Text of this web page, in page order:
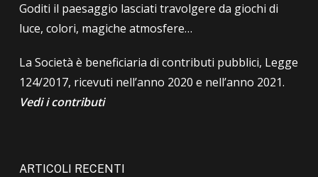
Goditi il paesaggio lasciati travolgere da giochi di
luce, colori, magiche atmosfere…
La Società è beneficiaria di contributi pubblici, Legge
124/2017, ricevuti nell’anno 2020 e nell’anno 2021.
Vedi i contributi
ARTICOLI RECENTI